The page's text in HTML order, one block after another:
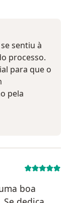
sentiu à
processo.
para que o
pela
boa